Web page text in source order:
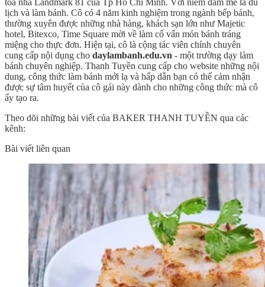
tòa nhà Landmark 81 của Tp Hồ Chí Minh. Với niềm đam mê là du
lịch và làm bánh. Cô có 4 năm kinh nghiệm trong ngành bếp bánh,
thường xuyên được những nhà hàng, khách sạn lớn như Majetic
hotel, Bitexco, Time Square mời về làm cố vấn món bánh tráng
miệng cho thực đơn. Hiện tại, cô là cộng tác viên chính chuyên
cung cấp nội dụng cho daylambanh.edu.vn - một trường dạy làm
bánh chuyên nghiệp. Thanh Tuyền cung cấp cho website những nội
dung, công thức làm bánh mới lạ và hấp dẫn bạn có thể cảm nhận
được sự tâm huyết của cô gái này dành cho những công thức mà cô
ấy tạo ra.
Theo dõi những bài viết của BAKER THANH TUYỀN qua các
kênh:
Bài viết liên quan